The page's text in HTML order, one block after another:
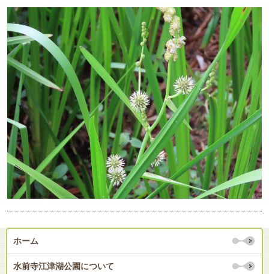
ホーム
水前寺江津湖公園について